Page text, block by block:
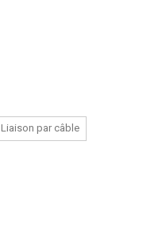
Liaison par câble